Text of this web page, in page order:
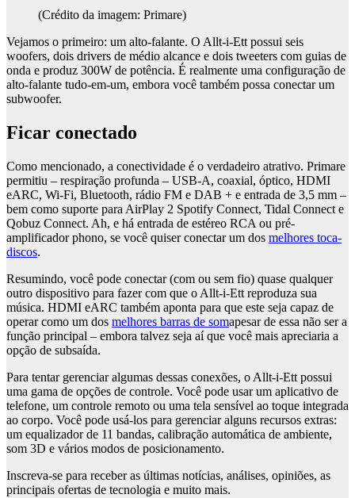
(Crédito da imagem: Primare)
Vejamos o primeiro: um alto-falante. O Allt-i-Ett possui seis
woofers, dois drivers de médio alcance e dois tweeters com guias de
onda e produz 300W de potência. É realmente uma configuração de
alto-falante tudo-em-um, embora você também possa conectar um
subwoofer.
Ficar conectado
Como mencionado, a conectividade é o verdadeiro atrativo. Primare
permitiu – respiração profunda – USB-A, coaxial, óptico, HDMI
eARC, Wi-Fi, Bluetooth, rádio FM e DAB + e entrada de 3,5 mm –
bem como suporte para AirPlay 2 Spotify Connect, Tidal Connect e
Qobuz Connect. Ah, e há entrada de estéreo RCA ou pré-
amplificador phono, se você quiser conectar um dos melhores toca-
discos.
Resumindo, você pode conectar (com ou sem fio) quase qualquer
outro dispositivo para fazer com que o Allt-i-Ett reproduza sua
música. HDMI eARC também aponta para que este seja capaz de
operar como um dos melhores barras de somapesar de essa não ser a
função principal – embora talvez seja aí que você mais apreciaria a
opção de subsaída.
Para tentar gerenciar algumas dessas conexões, o Allt-i-Ett possui
uma gama de opções de controle. Você pode usar um aplicativo de
telefone, um controle remoto ou uma tela sensível ao toque integrada
ao corpo. Você pode usá-los para gerenciar alguns recursos extras:
um equalizador de 11 bandas, calibração automática de ambiente,
som 3D e vários modos de posicionamento.
Inscreva-se para receber as últimas notícias, análises, opiniões, as
principais ofertas de tecnologia e muito mais.